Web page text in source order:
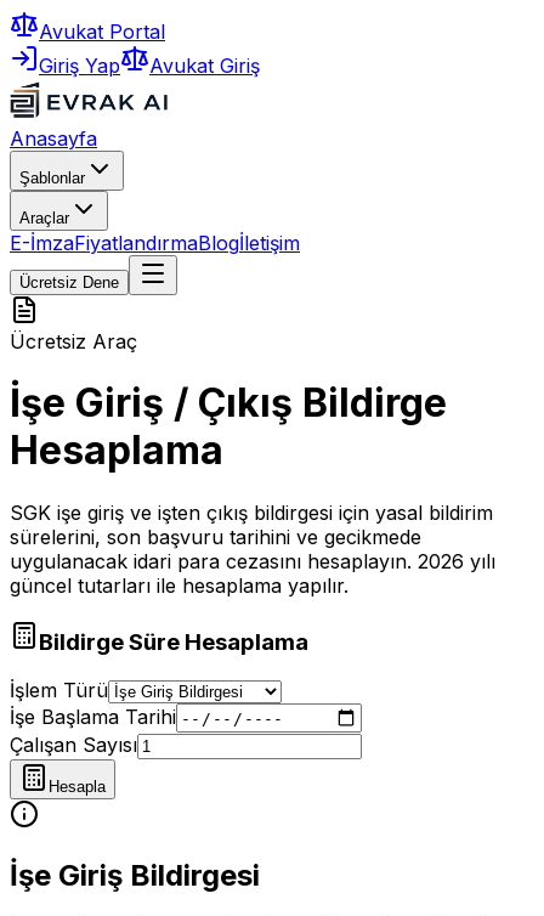
Avukat Portal
Giriş Yap
Avukat Giriş
Anasayfa
Şablonlar
Araçlar
E-İmzaFiyatlandırmaBlogİletişim
Ücretsiz Dene
Ücretsiz Araç
İşe Giriş / Çıkış Bildirge
Hesaplama
SGK işe giriş ve işten çıkış bildirgesi için yasal bildirim
sürelerini, son başvuru tarihini ve gecikmede
uygulanacak idari para cezasını hesaplayın. 2026 yılı
güncel tutarları ile hesaplama yapılır.
Bildirge Süre Hesaplama
İşlem Türü
İşe Başlama Tarihi
Çalışan Sayısı
Hesapla
İşe Giriş Bildirgesi